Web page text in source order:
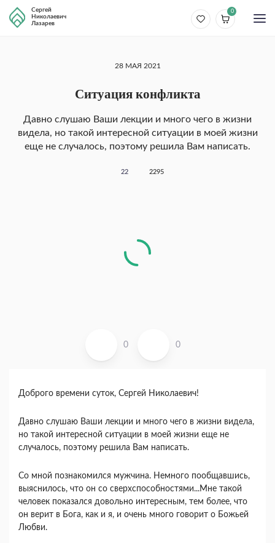
Сергей
Николаевич
Лазарев
0
28 МАЯ 2021
Ситуация конфликта
Давно слушаю Ваши лекции и много чего в жизни
видела, но такой интересной ситуации в моей жизни
еще не случалось, поэтому решила Вам написать.
22 2295
0 0
Доброго времени суток, Сергей Николаевич!
Давно слушаю Ваши лекции и много чего в жизни видела,
но такой интересной ситуации в моей жизни еще не
случалось, поэтому решила Вам написать.
Со мной познакомился мужчина. Немного пообщавшись,
выяснилось, что он со сверхспособностями...Мне такой
человек показался довольно интересным, тем более, что
он верит в Бога, как и я, и очень много говорит о Божьей
Любви.